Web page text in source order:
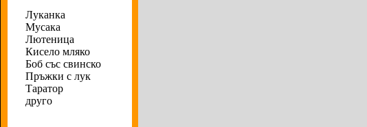
Луканка
Мусака
Лютеница
Кисело мляко
Боб със свинско
Пръжки с лук
Таратор
друго